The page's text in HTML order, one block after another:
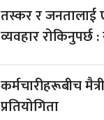
तस्कर र
व्यवहार रोकिनुपर्छ
कर्मचारीहरूबीच
प्रतियोगिता